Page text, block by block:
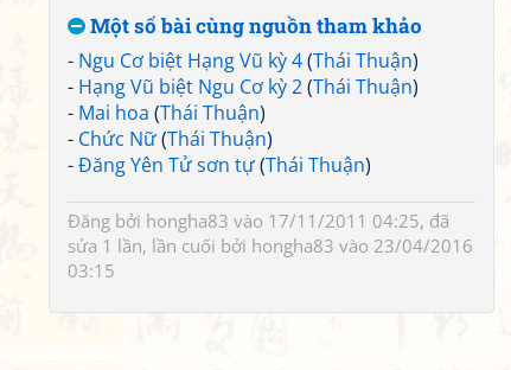
Một số bài cùng nguồn tham khảo
- Ngu Cơ biệt Hạng Vũ kỳ 4(Thái Thuận)
- Hạng Vũ biệt Ngu Cơ kỳ 2(Thái Thuận)
- Mai hoa (Thái Thuận)
- Chức Nữ(Thái Thuận)
-Đăng Yên Tử sơn tự(Thái Thuận)
Đăng bởi hongha83 vào 17/11/2011 04:25, đã
sửa 1 lần, lần cuối bởi hongha83 vào 23/04/2016
03:15